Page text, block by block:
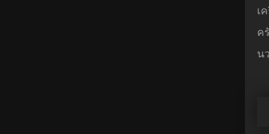
เ
ค
น